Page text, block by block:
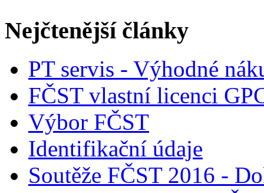
Nejčtenější články
PT servis - Výhodné
FČST vlastní licenci
Výbor FČST
Identifikační údaje
Soutěže FČST 2016 -